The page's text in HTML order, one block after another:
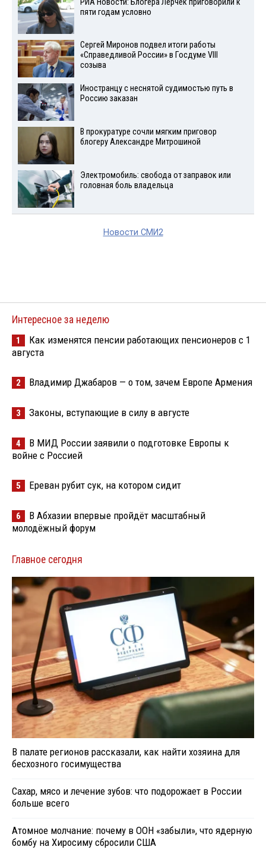
пяти годам условно
Сергей Миронов подвел итоги работы
«Справедливой России» в Госдуме VIII
созыва
Иностранцу с неснятой судимостью путь в
Россию заказан
В прокуратуре сочли мягким приговор
блогеру Александре Митрошиной
Электромобиль: свобода от заправок или
головная боль владельца
Новости СМИ2
Интересное за неделю
1
Как изменятся пенсии работающих пенсионеров с 1
августа
2 Владимир Джабаров — о том, зачем Европе Армения
3 Законы, вступающие в силу в августе
4
В МИД России заявили о подготовке Европы к
войне с Россией
5 Ереван рубит сук, на котором сидит
6
В Абхазии впервые пройдёт масштабный
молодёжный форум
Главное сегодня
В палате регионов рассказали, как найти хозяина для
бесхозного госимущества
Сахар, мясо и лечение зубов: что подорожает в России
больше всего
Атомное молчание: почему в ООН «забыли», что ядерную
бомбу на Хиросиму сбросили США